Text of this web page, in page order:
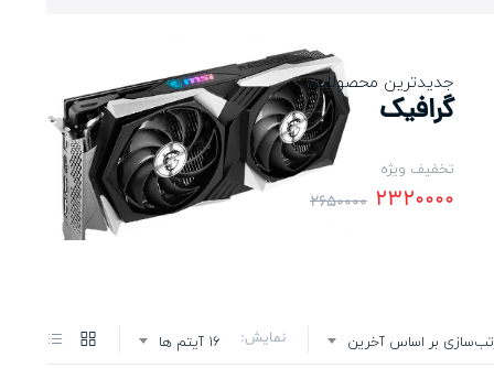
جدیدترین محصولات
گرافیک
تخفیف ویژه
2650000 2320000
بر اساس آخرین نمایش: 16 آیتم ها